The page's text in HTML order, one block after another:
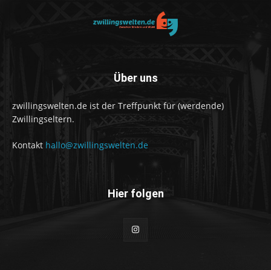
Über uns
zwillingswelten.de ist der Treffpunkt für (werdende)
Zwillingseltern.
Kontakt hallo@zwillingswelten.de
Hier folgen